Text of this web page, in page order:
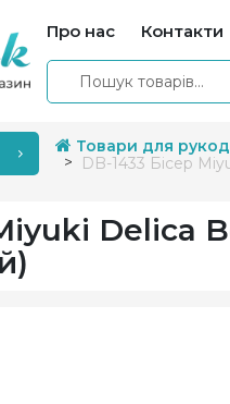
Про нас Контакти
Товари для
DB-1433 Бісер
Delica